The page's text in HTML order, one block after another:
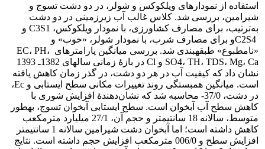
استفاده از نمودارهای ویلکوکس و شولر، در دو دشت تسوج و
شیرامین، بررسی شد. کلاس غالب آب زیرزمینی در دو دشت‏
به‌ترتیب، برای مصارف کشاورزی، با نمودار ویلکوکس، C3S1 و
C2S4و برای مصارف شرب، با نمودار شولر، «خوب» و
«نامطبوع» طبقه‏بندی شد. بررسی میانگین پارامترهای EC، PH،
SO4، TH، TDS، Mg، Ca و Cl در بازۀ زمانی سال‏های 1382‌ـ 1393
نشان داد که کیفیت آب در هر دو دشت، در گذر زمان کاهش یافته
است. میانگین همبستگی روند تغییرات مکانی سطح ایستابی و Ec،
در دشت، 37/0- محاسبه شد که نشان‌دهندۀ افزایش شوری با
کاهش سطح آب آبخوان است. سطح ایستابی آبخوان تسوج، به‏طور
متوسط، سالانه 18 سانتی‏متر و حجم آن، 27/1 میلیارد مترمکعب
کاهش داشته است؛ اما آبخوان دشت شیرامین سالانه 1 سانتی‏متر
افزایش سطح و 006/0 مترمکعب افزایش حجم داشته است. نتایج